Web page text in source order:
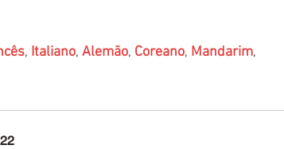
, Italiano, Alemão, Coreano, Mandarim,